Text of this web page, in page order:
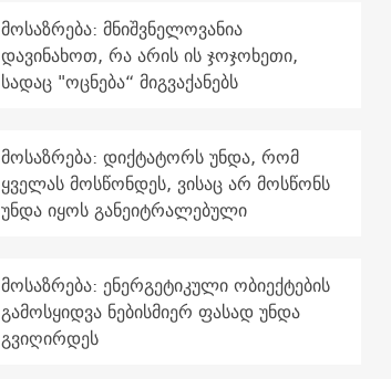
მოსაზრება: მნიშვნელოვანია
დავინახოთ, რა არის ის ჯოჯოხეთი,
სადაც "ოცნება“ მიგვაქანებს
მოსაზრება: დიქტატორს უნდა, რომ
ყველას მოსწონდეს, ვისაც არ მოსწონს
უნდა იყოს განეიტრალებული
მოსაზრება: ენერგეტიკული ობიექტების
გამოსყიდვა ნებისმიერ ფასად უნდა
გვიღირდეს